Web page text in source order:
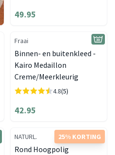
49.95
Fraai
Binnen- en buitenkleed -
Kairo Medaillon
Creme/Meerkleurig
4.8(5)
42.95
25% KORTING
NATURL.
Rond Hoogpolig